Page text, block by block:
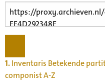
1.Inventaris Betekende
componist A-Z